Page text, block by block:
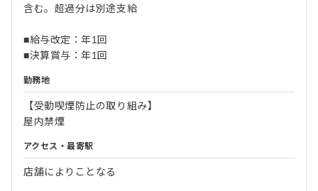
含む。超過分は別途支給
■給与改定：年1回
■決算賞与：年1回
勤務地
【受動喫煙防止の取り組み】
屋内禁煙
アクセス・最寄駅
店舗によりことなる